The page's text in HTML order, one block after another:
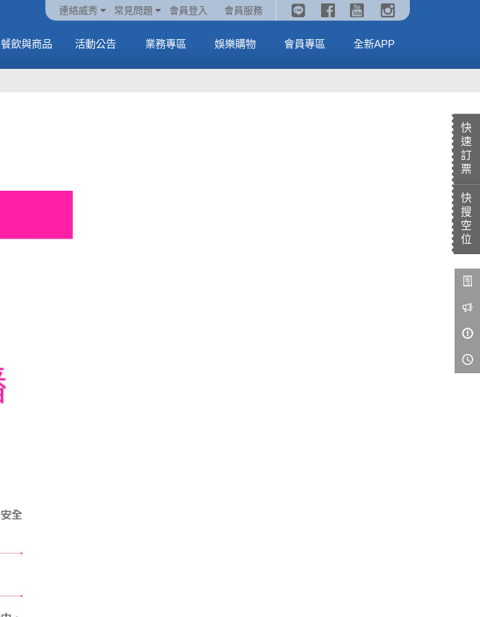
連絡威秀 常見問題 會員登入 會員服務
火熱預售中《橡樹街
末日》
MORE
火熱預售中《汪汪隊立大功：恐龍大電影》
餐飲與商品
🥤威秀獨家電影套餐
🥤全台熱賣中
MORE
《劇場版吉伊卡哇》🥤威秀獨家電影套餐🥤
全台熱賣中
MORE
活動公告 業務專區 娛樂購物 會員專區 全新APP
快
速
訂
票
快
搜
空
位